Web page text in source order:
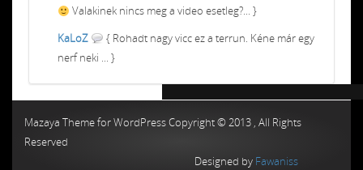
Valakinek nincs meg a video esetleg?... }
KaLoZ
{ Rohadt nagy vicc ez a terrun. Kéne már egy
nerf neki ... }
Mazaya Theme for WordPress Copyright © 2013 , All Rights
Reserved
Designed by Fawaniss